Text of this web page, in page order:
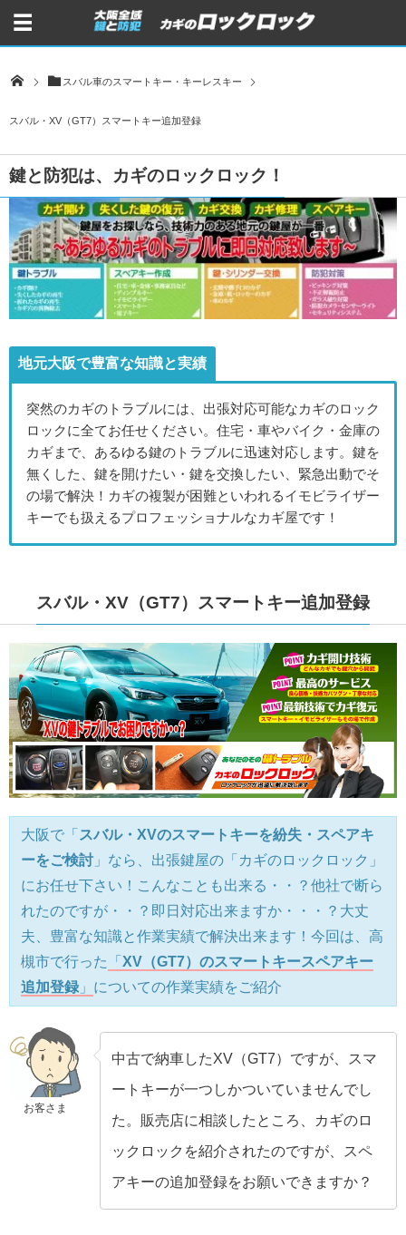
スバル車のスマートキー・キーレスキー
スバル・XV（GT7）スマートキー追加登録
鍵と防犯は、カギのロックロック！
地元大阪で豊富な知識と実績
突然のカギのトラブルには、出張対応可能なカギのロック
ロックに全てお任せください。住宅・車やバイク・金庫の
カギまで、あるゆる鍵のトラブルに迅速対応します。鍵を
無くした、鍵を開けたい・鍵を交換したい、緊急出動でそ
の場で解決！カギの複製が困難といわれるイモビライザー
キーでも扱えるプロフェッショナルなカギ屋です！
スバル・XV（GT7）スマートキー追加登録
大阪で「 スバル・XVのスマートキーを紛失・スペアキ
ーをご検討 」なら、出張鍵屋の「カギのロックロック」
にお任せ下さい！こんなことも出来る・・？他社で断ら
れたのですが・・？即日対応出来ますか・・・？大丈
夫、豊富な知識と作業実績で解決出来ます！今回は、高
槻市で行った
「 XV（GT7）のスマートキースペアキー
追加登録 」 についての作業実績をご紹介
お客さま
中古で納車したXV（GT7）ですが、スマ
ートキーが一つしかついていませんでし
た。販売店に相談したところ、カギのロ
ックロックを紹介されたのですが、スペ
アキーの追加登録をお願いできますか？